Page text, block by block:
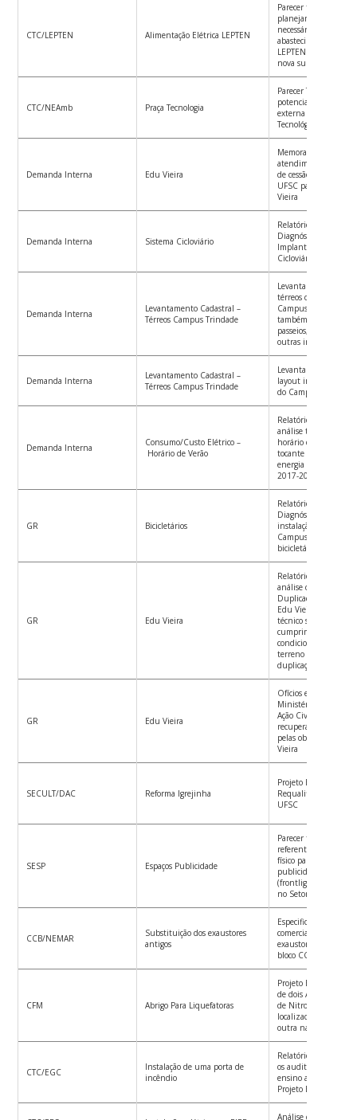
CTC/LEPTEN Alimentação Elétrica LEPTEN
Parecer técnico com
planejamento para
necessárias à rede de
abastecimento de
LEPTEN visando
nova subestação
CTC/NEAmb Praça Tecnologia
Parecer Técnico sobre
potencialidade de
externa do Setor 03 –
Tecnológico
Demanda Interna Edu Vieira
Memorando acerca
atendimento dos
de cessão de uso do
UFSC para
Vieira
Demanda Interna Sistema Cicloviário
Relatório Técnico
Diagnóstico e
Implantação de
Cicloviário no
Demanda Interna
Levantamento Cadastral –
Térreos Campus Trindade
Levantamento
térreos das
Campus Trindade,
também
passeios,
outras
Demanda Interna
Levantamento Cadastral –
Térreos Campus Trindade
Levantamento
layout interno de
do Campus Trindade
Demanda Interna
Consumo/Custo Elétrico –
Horário de Verão
Relatório Técnico
análise técnica sobre
horário de verão
tocante ao consumo
energia elétrica
2017-2018
GR Bicicletários
Relatório Técnico
Diagnóstico e
instalação de
Campus e Projeto-
bicicletários UFSC
GR Edu Vieira
Relatório Técnico
análise do Projeto
Duplicação da R.
Edu Vieira com
técnico sobre o
cumprimento dos
condicionantes da
terreno para as obras
duplicação
GR Edu Vieira
Ofícios e
Ministério Público
Ação Civil Pública
recuperar curso
pelas obras de
Vieira
SECULT/DAC Reforma Igrejinha
Projeto Básico de
Requalificação da
UFSC
SESP Espaços Publicidade
Parecer técnico sobre
referentes à
físico para instalação
publicidade e
(frontlights, empenas
no Setor 04 –
CCB/NEMAR
Substituição dos exaustores
antigos
Especificação técnica
comercial para
exaustores antigos
bloco CCB17 –
CFM Abrigo Para Liquefatoras
Projeto Básico para
de dois Abrigos para
de Nitrogênio sendo
localizada no
outra na QMC/CFM
CTC/EGC
Instalação de uma porta de
incêndio
Relatório Técnico –
os auditórios do
ensino a Distância
Projeto Básico e
Análise dos projetos